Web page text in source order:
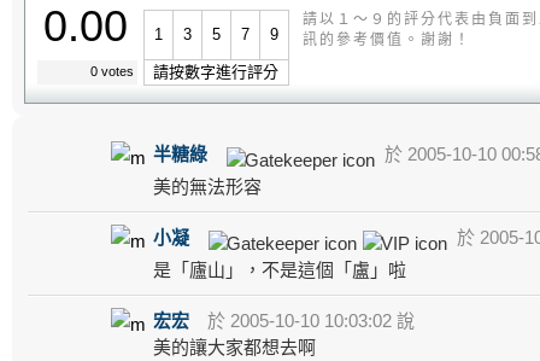
0.00
0 votes
1 3 5 7 9
請按數字進行評分
請以１～９的評分代表由負面
訊的參考價值。謝謝！
半糖綠
於 2005-10-10
美的無法形容
小凝
於 2005-
是「廬山」，不是這個「盧」啦
宏宏
於 2005-10-10 10:03:02 說
美的讓大家都想去啊